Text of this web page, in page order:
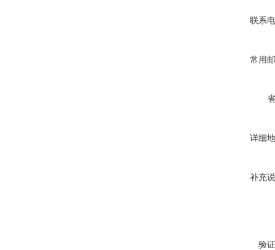
联系
常用
详细
补充
验